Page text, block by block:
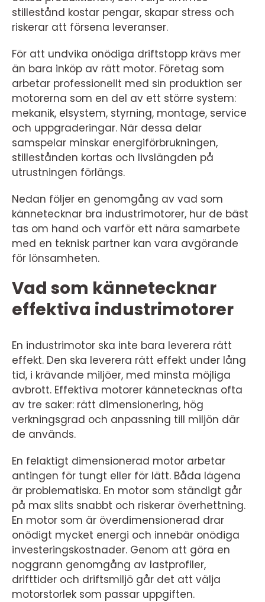
stillestånd kostar pengar, skapar stress och
riskerar att försena leveranser.
För att undvika onödiga driftstopp krävs mer
än bara inköp av rätt motor. Företag som
arbetar professionellt med sin produktion ser
motorerna som en del av ett större system:
mekanik, elsystem, styrning, montage, service
och uppgraderingar. När dessa delar
samspelar minskar energiförbrukningen,
stillestånden kortas och livslängden på
utrustningen förlängs.
Nedan följer en genomgång av vad som
kännetecknar bra industrimotorer, hur de bäst
tas om hand och varför ett nära samarbete
med en teknisk partner kan vara avgörande
för lönsamheten.
Vad som kännetecknar
effektiva industrimotorer
En industrimotor ska inte bara leverera rätt
effekt. Den ska leverera rätt effekt under lång
tid, i krävande miljöer, med minsta möjliga
avbrott. Effektiva motorer kännetecknas ofta
av tre saker: rätt dimensionering, hög
verkningsgrad och anpassning till miljön där
de används.
En felaktigt dimensionerad motor arbetar
antingen för tungt eller för lätt. Båda lägena
är problematiska. En motor som ständigt går
på max slits snabbt och riskerar överhettning.
En motor som är överdimensionerad drar
onödigt mycket energi och innebär onödiga
investeringskostnader. Genom att göra en
noggrann genomgång av lastprofiler,
drifttider och driftsmiljö går det att välja
motorstorlek som passar uppgiften.